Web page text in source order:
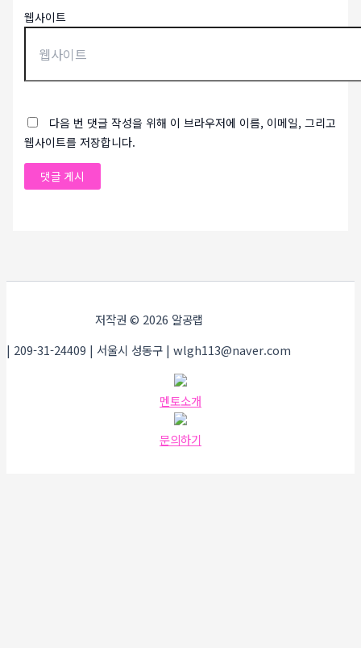
웹사이트
다음 번 댓글 작성을 위해 이 브라우저에 이름, 이메일, 그리고
웹사이트를 저장합니다.
저작권 © 2026 알공랩
| 209-31-24409 | 서울시 성동구 | wlgh113@naver.com
멘토소개
문의하기